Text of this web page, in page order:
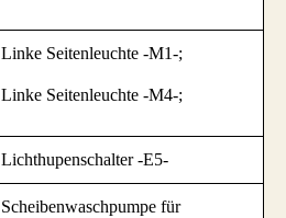
Linke Seitenleuchte -M1-;
Linke Seitenleuchte -M4-;
Lichthupenschalter -E5-
Scheibenwaschpumpe für